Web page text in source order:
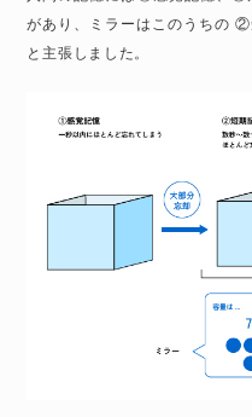
があり、ミラーはこのうちの
と主張しました。